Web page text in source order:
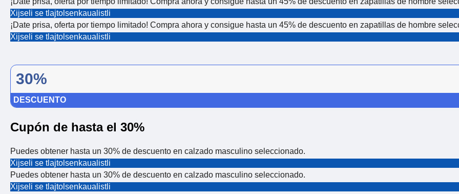
Xijseli se tlajtolsenkaualistli
¡Date prisa, oferta por tiempo limitado! Compra ahora y consigue hasta un 45% de descuento en zapatillas de hombre
Xijseli se tlajtolsenkaualistli
30%
DESCUENTO
Cupón de hasta el 30%
Puedes obtener hasta un 30% de descuento en calzado masculino seleccionado.
Xijseli se tlajtolsenkaualistli
Puedes obtener hasta un 30% de descuento en calzado masculino seleccionado.
Xijseli se tlajtolsenkaualistli